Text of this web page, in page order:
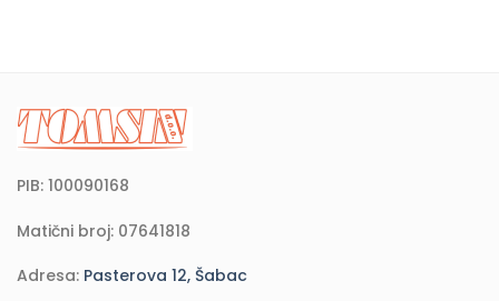
PIB: 100090168
Matični broj: 07641818
Adresa: Pasterova 12, Šabac